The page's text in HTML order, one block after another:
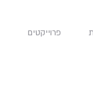
פרוייקטים